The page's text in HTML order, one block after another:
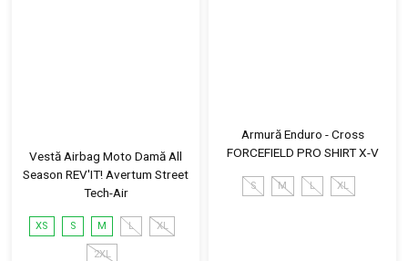
Vestă Airbag Moto Damă All
Season REV'IT! Avertum Street
Tech-Air
XS S M L XL
2XL
Armură Enduro - Cross
FORCEFIELD PRO SHIRT X-V
S M L XL